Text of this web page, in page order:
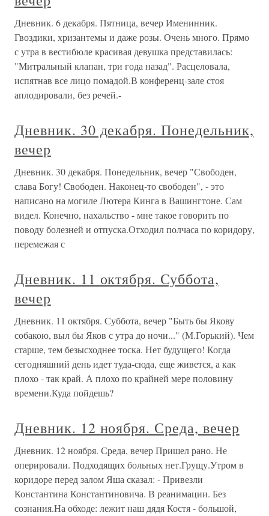
Дневник. 6 декабря. Пятница, вечер Именинник.
Гвоздики, хризантемы и даже розы. Очень много. Прямо
с утра в вестибюле красивая девушка представилась:
"Митральный клапан, три года назад". Расцеловала,
испятнав все лицо помадой.В конференц-зале стоя
аплодировали, без речей.-
Дневник. 30 декабря. Понедельник,
вечер
Дневник. 30 декабря. Понедельник, вечер "Свободен,
слава Богу! Свободен. Наконец-то свободен", - это
написано на могиле Лютера Кинга в Вашингтоне. Сам
видел. Конечно, нахальство - мне такое говорить по
поводу болезней и отпуска.Отходил полчаса по коридору,
перемежая с
Дневник. 11 октября. Суббота,
вечер
Дневник. 11 октября. Суббота, вечер "Быть бы Якову
собакою, выл бы Яков с утра до ночи..." (М.Горький). Чем
старше, тем безысходнее тоска. Нет будущего! Когда
сегодняшний день идет туда-сюда, еще живется, а как
плохо - так край. А плохо по крайней мере половину
времени.Куда пойдешь?
Дневник. 12 ноября. Среда, вечер
Дневник. 12 ноября. Среда, вечер Пришел рано. Не
оперировали. Подходящих больных нет.Грущу.Утром в
коридоре перед залом Яша сказал: - Привезли
Константина Константиновича. В реанимации. Без
сознания.На обходе: лежит наш дядя Костя - большой,